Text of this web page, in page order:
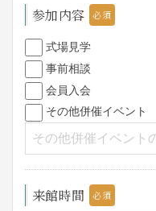
参加内容
式場見学
事前相談
会員入会
その他併催イベント
来館時間